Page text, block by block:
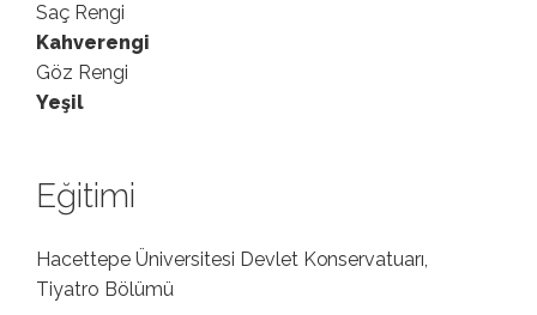
Saç Rengi
Kahverengi
Göz Rengi
Yeşil
Eğitimi
Hacettepe Üniversitesi Devlet Konservatuarı,
Tiyatro Bölümü